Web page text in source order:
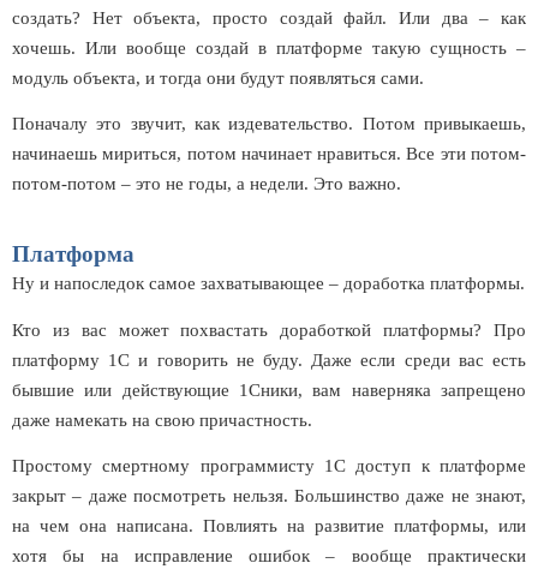
создать? Нет объекта, просто создай файл. Или два – как
хочешь. Или вообще создай в платформе такую сущность –
модуль объекта, и тогда они будут появляться сами.
Поначалу это звучит, как издевательство. Потом привыкаешь,
начинаешь мириться, потом начинает нравиться. Все эти потом-
потом-потом – это не годы, а недели. Это важно.
Платформа
Ну и напоследок самое захватывающее – доработка платформы.
Кто из вас может похвастать доработкой платформы? Про
платформу 1С и говорить не буду. Даже если среди вас есть
бывшие или действующие 1Сники, вам наверняка запрещено
даже намекать на свою причастность.
Простому смертному программисту 1С доступ к платформе
закрыт – даже посмотреть нельзя. Большинство даже не знают,
на чем она написана. Повлиять на развитие платформы, или
хотя бы на исправление ошибок – вообще практически